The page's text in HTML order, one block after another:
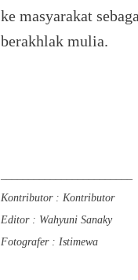
ke masyarakat
berakhlak mulia.
Kontributor : Kontributor
Editor : Wahyuni Sanaky
Fotografer : Istimewa